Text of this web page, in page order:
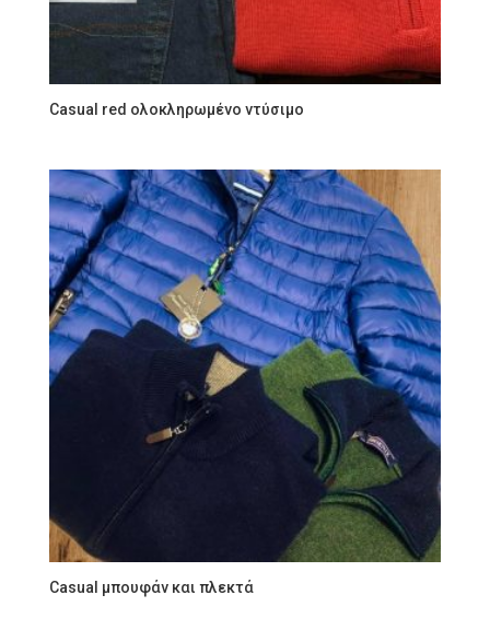
Casual red ολοκληρωμένο ντύσιμο
Casual μπουφάν και πλεκτά